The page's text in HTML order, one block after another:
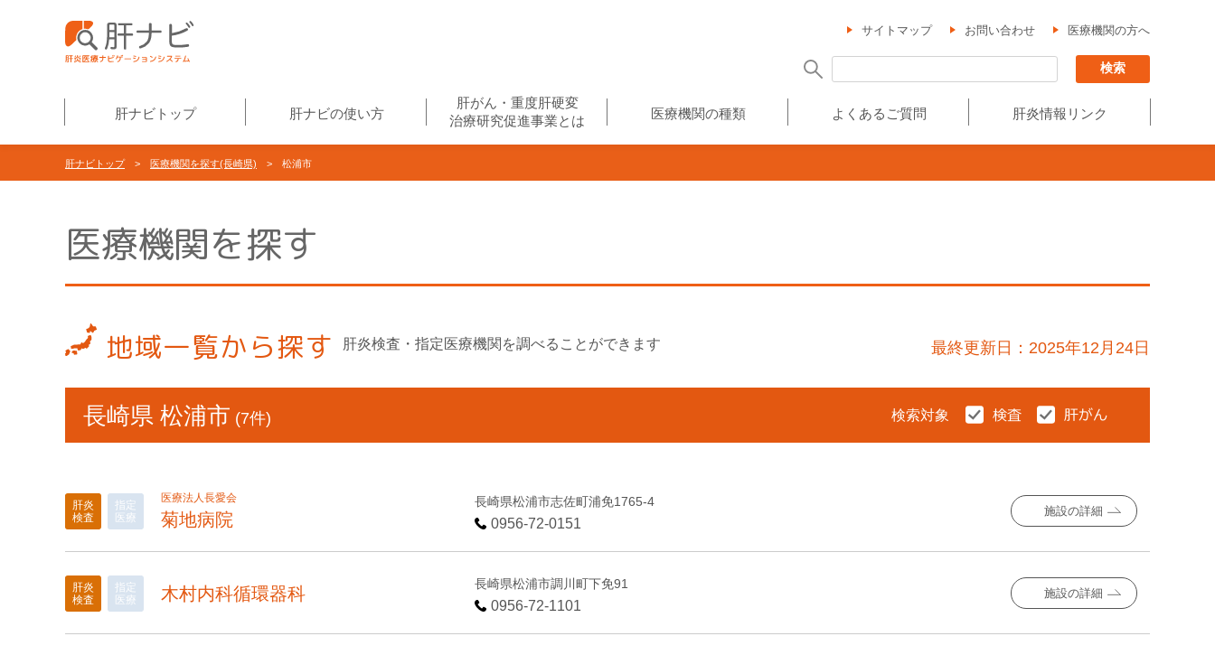
サイトマップ お問い合わせ 医療機関の方へ
肝ナビトップ 肝ナビの使い方
肝がん・重度肝硬変
治療研究促進事業とは
医療機関の種類 よくあるご質問 肝炎情報リンク
肝ナビトップ> 医療機関を探す(長崎県) > 松浦市
医療機関を探す
地域一覧から探す 肝炎検査・指定医療機関を調べることができます 最終更新日：2025年12月24日
長崎県 松浦市 (7件) 検索対象
肝炎
検査
指定
医療
医療法人長愛会
菊地病院
長崎県松浦市志佐町浦免1765-4
0956-72-0151
施設の詳細
肝炎
検査
指定
医療
木村内科循環器科 長崎県松浦市調川町下免91
0956-72-1101
施設の詳細